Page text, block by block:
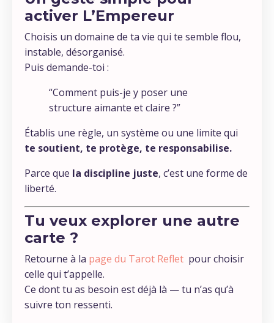
activer L’Empereur
Choisis un domaine de ta vie qui te semble flou,
instable, désorganisé.
Puis demande-toi :
“Comment puis-je y poser une
structure aimante et claire ?”
Établis une règle, un système ou une limite qui
te soutient, te protège, te responsabilise.
Parce que la discipline juste, c’est une forme de
liberté.
Tu veux explorer une autre
carte ?
Retourne à la page du Tarot Reflet pour choisir
celle qui t’appelle.
Ce dont tu as besoin est déjà là — tu n’as qu’à
suivre ton ressenti.